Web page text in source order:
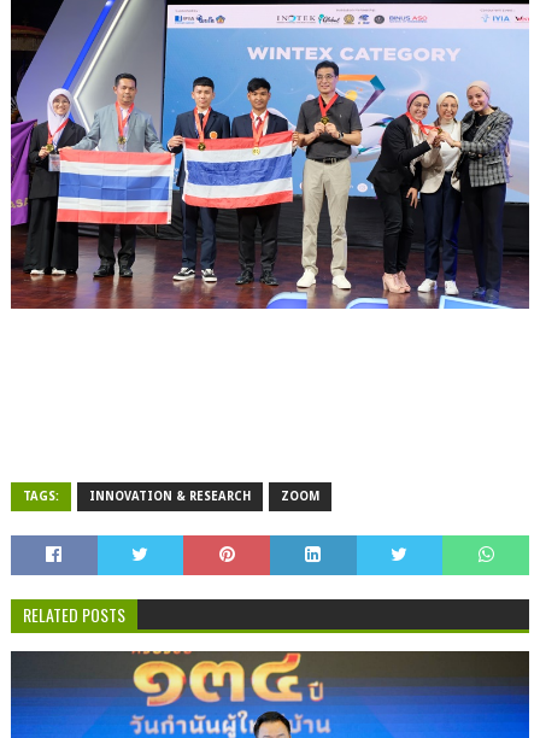
TAGS: INNOVATION & RESEARCH ZOOM
RELATED POSTS